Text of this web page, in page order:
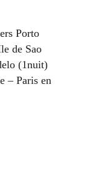
Porto
de Sao
(1nuit)
– Paris en